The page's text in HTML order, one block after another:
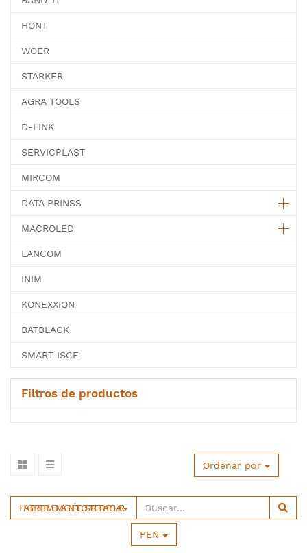
HONT
WOER
STARKER
AGRA TOOLS
D-LINK
SERVICPLAST
MIRCOM
DATA PRINSS
MACROLED
LANCOM
INIM
KONEXXION
BATBLACK
SMART ISCE
Filtros de productos
HAGER TERMOMAGNÉTICOS TRETRAPOLAR
PEN
Ordenar por